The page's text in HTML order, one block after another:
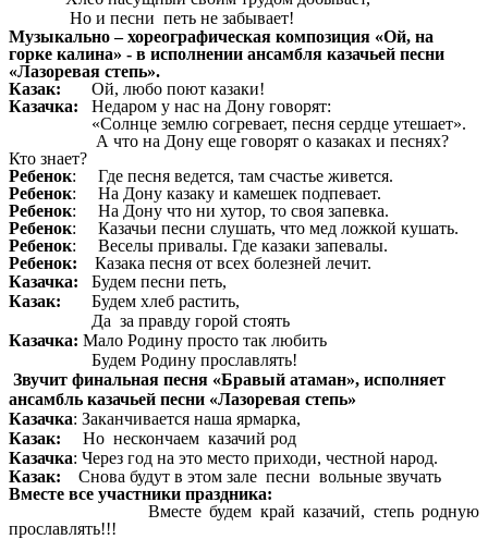
Но и песни петь не забывает!
Музыкально – хореографическая композиция «Ой, на
горке калина» - в исполнении ансамбля казачьей песни
«Лазоревая степь».
Казак: Ой, любо поют казаки!
Казачка: Недаром у нас на Дону говорят:
«Солнце землю согревает, песня сердце утешает».
А что на Дону еще говорят о казаках и песнях?
Кто знает?
Ребенок: Где песня ведется, там счастье живется.
Ребенок: На Дону казаку и камешек подпевает.
Ребенок: На Дону что ни хутор, то своя запевка.
Ребенок: Казачьи песни слушать, что мед ложкой кушать.
Ребенок: Веселы привалы. Где казаки запевалы.
Ребенок: Казака песня от всех болезней лечит.
Казачка: Будем песни петь,
Казак: Будем хлеб растить,
Да за правду горой стоять
Казачка: Мало Родину просто так любить
Будем Родину прославлять!
Звучит финальная песня «Бравый атаман», исполняет
ансамбль казачьей песни «Лазоревая степь»
Казачка: Заканчивается наша ярмарка,
Казак: Но нескончаем казачий род
Казачка: Через год на это место приходи, честной народ.
Казак: Снова будут в этом зале песни вольные звучать
Вместе все участники праздника:
Вместе будем край казачий, степь родную
прославлять!!!